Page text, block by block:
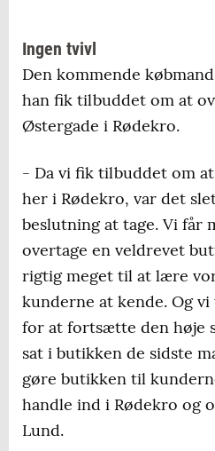
Ingen tvivl
Den kommende
han fik tilbuddet om at
Østergade i Rødekro.
- Da vi fik tilbuddet om at
her i Rødekro, var det
beslutning at tage. Vi får
overtage en veldrevet
rigtig meget til at lære
kunderne at kende. Og
for at fortsætte den høje
sat i butikken de sidste
gøre butikken til
handle ind i Rødekro og
Lund.